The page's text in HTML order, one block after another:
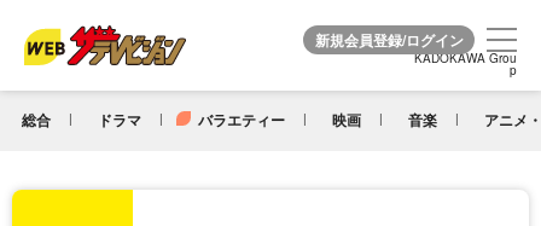
KADOKAWA Grou
p
総合 ドラマ バラエティー 映画 音楽 アニメ
KADOKAWA Grou
p